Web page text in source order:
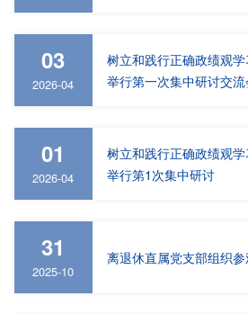
03
2026-04
树立和践行正确政绩观
举行第一次集中研讨交
01
2026-04
树立和践行正确政绩观
举行第1次集中研讨
31
2025-10
离退休直属党支部组织